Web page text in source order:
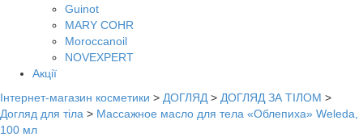
Guinot
MARY COHR
Moroccanoil
NOVEXPERT
Акції
Інтернет-магазин косметики > ДОГЛЯД > ДОГЛЯД ЗА ТІЛОМ >
Догляд для тіла > Массажное масло для тела «Облепиха» Weleda,
100 мл